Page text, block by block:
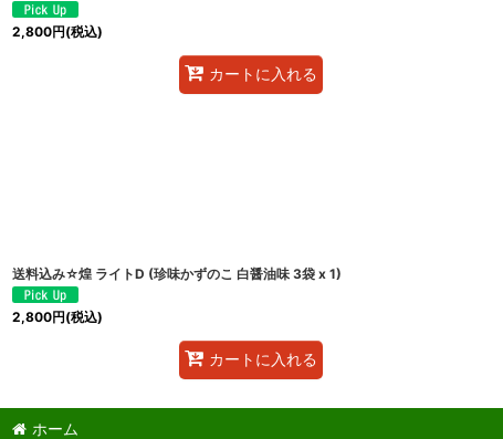
2,800円(税込)
カートに入れる
送料込み☆煌 ライトD (珍味かずのこ 白醤油味 3袋 x 1)
2,800円(税込)
カートに入れる
ホーム